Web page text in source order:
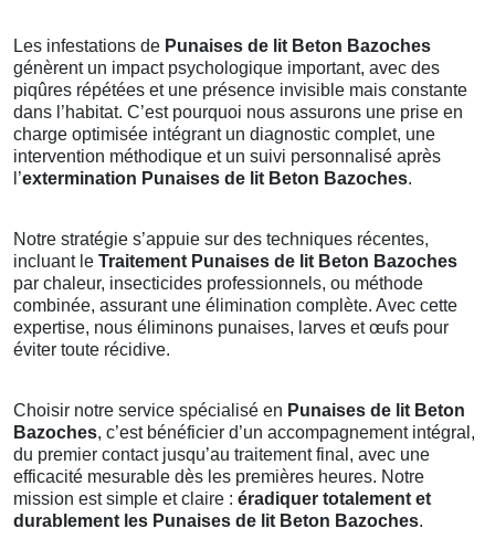
Les infestations de Punaises de lit Beton Bazoches
génèrent un impact psychologique important, avec des
piqûres répétées et une présence invisible mais constante
dans l’habitat. C’est pourquoi nous assurons une prise en
charge optimisée intégrant un diagnostic complet, une
intervention méthodique et un suivi personnalisé après
l’extermination Punaises de lit Beton Bazoches.
Notre stratégie s’appuie sur des techniques récentes,
incluant le Traitement Punaises de lit Beton Bazoches
par chaleur, insecticides professionnels, ou méthode
combinée, assurant une élimination complète. Avec cette
expertise, nous éliminons punaises, larves et œufs pour
éviter toute récidive.
Choisir notre service spécialisé en Punaises de lit Beton
Bazoches, c’est bénéficier d’un accompagnement intégral,
du premier contact jusqu’au traitement final, avec une
efficacité mesurable dès les premières heures. Notre
mission est simple et claire : éradiquer totalement et
durablement les Punaises de lit Beton Bazoches.